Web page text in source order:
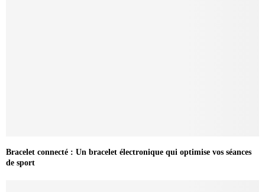
Bracelet connecté : Un bracelet électronique qui optimise vos séances
de sport